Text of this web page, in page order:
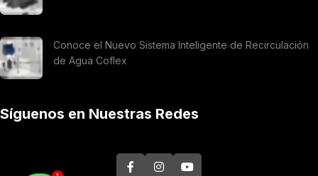
Conoce el Nuevo Sistema Inteligente de Recirculación
de Agua Coflex
Síguenos en Nuestras Redes